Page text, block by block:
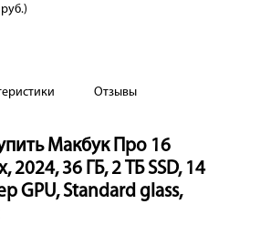
)
Отзывы
Макбук Про 16
36 ГБ, 2 ТБ SSD, 14
GPU, Standard glass,